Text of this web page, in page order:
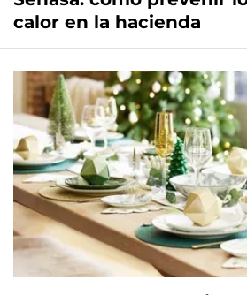
calor en la hacienda